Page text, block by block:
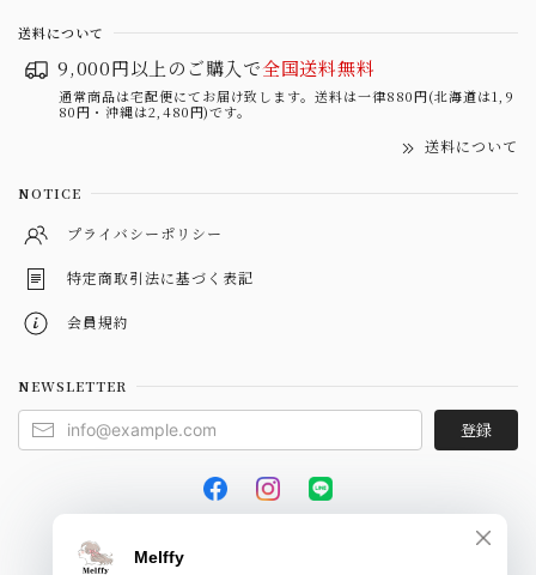
送料について
9,000円以上のご購入で全国送料無料
通常商品は宅配便にてお届け致します。送料は一律880円(北海道は1,9
80円・沖縄は2,480円)です。
送料について
NOTICE
プライバシーポリシー
特定商取引法に基づく表記
会員規約
NEWSLETTER
登録